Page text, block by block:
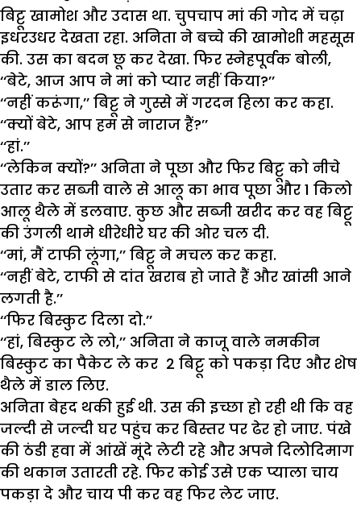
बिट्टू खामोश और उदास था. चुपचाप मां की गोद में चढ़ा
इधरउधर देखता रहा. अनिता ने बच्चे की खामोशी महसूस
की. उस का बदन छू कर देखा. फिर स्नेहपूर्वक बोली,
‘‘बेटे, आज आप ने मां को प्यार नहीं किया?’’
‘‘नहीं करूंगा,’’ बिट्टू ने गुस्से में गरदन हिला कर कहा.
‘‘क्यों बेटे, आप हम से नाराज हैं?’’
‘‘हां.’’
‘‘लेकिन क्यों?’’ अनिता ने पूछा और फिर बिट्टू को नीचे
उतार कर सब्जी वाले से आलू का भाव पूछा और 1 किलो
आलू थैले में डलवाए. कुछ और सब्जी खरीद कर वह बिट्टू
की उंगली थामे धीरेधीरे घर की ओर चल दी.
‘‘मां, मैं टाफी लूंगा,’’ बिट्टू ने मचल कर कहा.
‘‘नहीं बेटे, टाफी से दांत खराब हो जाते हैं और खांसी आने
लगती है.’’
‘‘फिर बिस्कुट दिला दो.’’
‘‘हां, बिस्कुट ले लो,’’ अनिता ने काजू वाले नमकीन
बिस्कुट का पैकेट ले कर 2 बिट्टू को पकड़ा दिए और शेष
थैले में डाल लिए.
अनिता बेहद थकी हुई थी. उस की इच्छा हो रही थी कि वह
जल्दी से जल्दी घर पहुंच कर बिस्तर पर ढेर हो जाए. पंखे
की ठंडी हवा में आंखें मूंदे लेटी रहे और अपने दिलोदिमाग
की थकान उतारती रहे. फिर कोई उसे एक प्याला चाय
पकड़ा दे और चाय पी कर वह फिर लेट जाए.